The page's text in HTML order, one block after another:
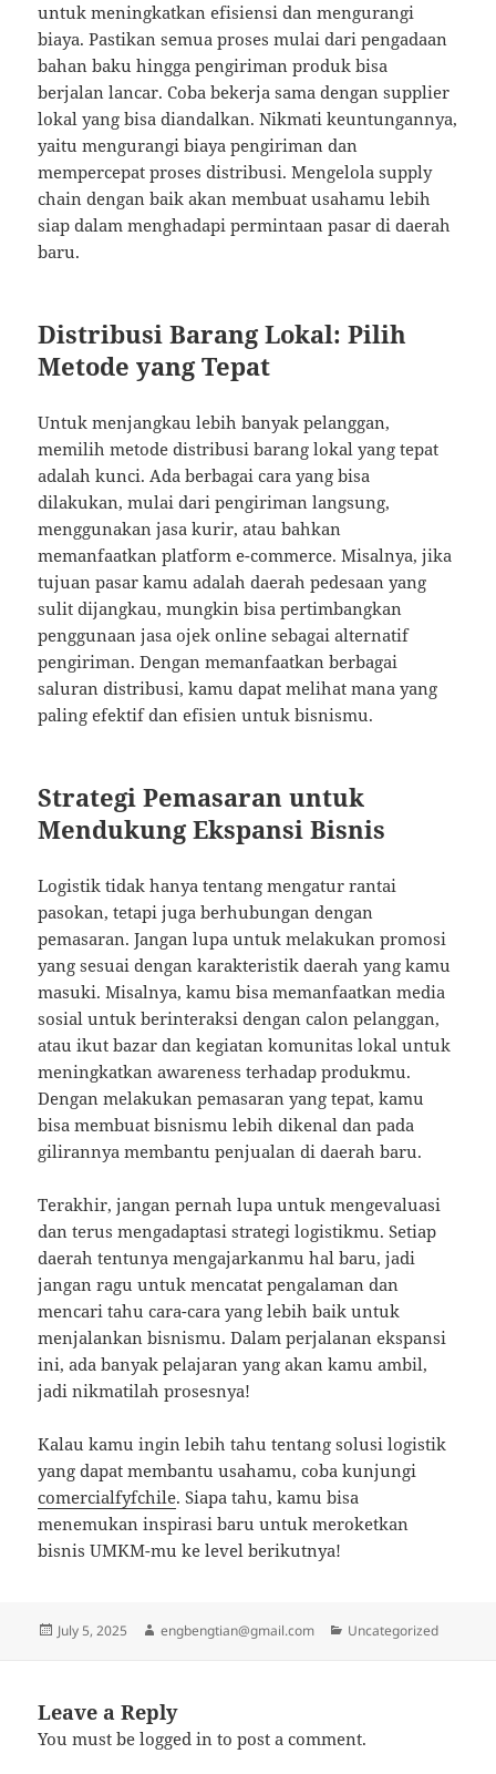
untuk meningkatkan efisiensi dan mengurangi
biaya. Pastikan semua proses mulai dari pengadaan
bahan baku hingga pengiriman produk bisa
berjalan lancar. Coba bekerja sama dengan supplier
lokal yang bisa diandalkan. Nikmati keuntungannya,
yaitu mengurangi biaya pengiriman dan
mempercepat proses distribusi. Mengelola supply
chain dengan baik akan membuat usahamu lebih
siap dalam menghadapi permintaan pasar di daerah
baru.
Distribusi Barang Lokal: Pilih
Metode yang Tepat
Untuk menjangkau lebih banyak pelanggan,
memilih metode distribusi barang lokal yang tepat
adalah kunci. Ada berbagai cara yang bisa
dilakukan, mulai dari pengiriman langsung,
menggunakan jasa kurir, atau bahkan
memanfaatkan platform e-commerce. Misalnya, jika
tujuan pasar kamu adalah daerah pedesaan yang
sulit dijangkau, mungkin bisa pertimbangkan
penggunaan jasa ojek online sebagai alternatif
pengiriman. Dengan memanfaatkan berbagai
saluran distribusi, kamu dapat melihat mana yang
paling efektif dan efisien untuk bisnismu.
Strategi Pemasaran untuk
Mendukung Ekspansi Bisnis
Logistik tidak hanya tentang mengatur rantai
pasokan, tetapi juga berhubungan dengan
pemasaran. Jangan lupa untuk melakukan promosi
yang sesuai dengan karakteristik daerah yang kamu
masuki. Misalnya, kamu bisa memanfaatkan media
sosial untuk berinteraksi dengan calon pelanggan,
atau ikut bazar dan kegiatan komunitas lokal untuk
meningkatkan awareness terhadap produkmu.
Dengan melakukan pemasaran yang tepat, kamu
bisa membuat bisnismu lebih dikenal dan pada
gilirannya membantu penjualan di daerah baru.
Terakhir, jangan pernah lupa untuk mengevaluasi
dan terus mengadaptasi strategi logistikmu. Setiap
daerah tentunya mengajarkanmu hal baru, jadi
jangan ragu untuk mencatat pengalaman dan
mencari tahu cara-cara yang lebih baik untuk
menjalankan bisnismu. Dalam perjalanan ekspansi
ini, ada banyak pelajaran yang akan kamu ambil,
jadi nikmatilah prosesnya!
Kalau kamu ingin lebih tahu tentang solusi logistik
yang dapat membantu usahamu, coba kunjungi
comercialfyfchile. Siapa tahu, kamu bisa
menemukan inspirasi baru untuk meroketkan
bisnis UMKM-mu ke level berikutnya!
Posted
July 5, 2025 Author
engbengtian@gmail.com Categories
Uncategorized
Leave a Reply
You must belogged in to post a comment.